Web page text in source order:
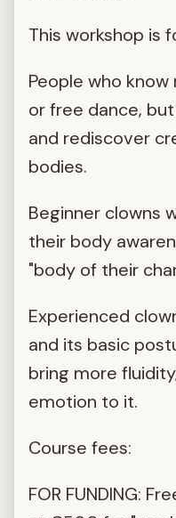
This workshop is
People who
or free dance,
and rediscover
bodies.
Beginner clowns
their body
"body of their
Experienced
and its basic
bring more
emotion to it.
Course fees:
FOR FUNDING: